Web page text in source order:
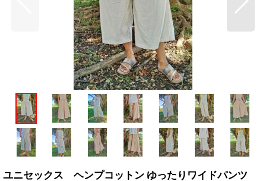
ユニセックス ヘンプコットン ゆったりワイドパンツ